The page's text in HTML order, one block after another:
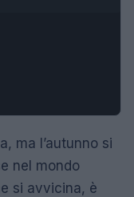
ma l’autunno si
nel mondo
si avvicina, è